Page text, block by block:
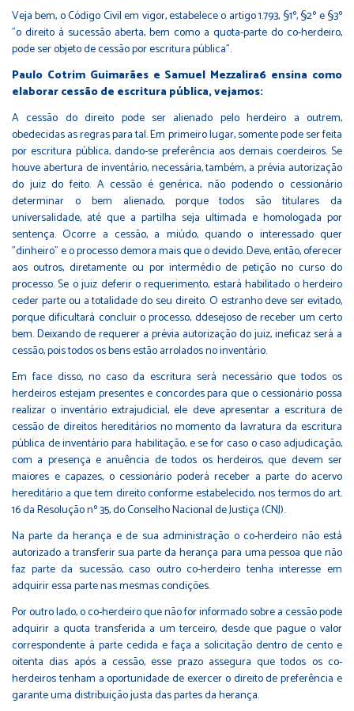
Veja bem, o Código Civil em vigor, estabelece o artigo 1.793, §1º, §2º e §3º
"o direito à sucessão aberta, bem como a quota-parte do co-herdeiro,
pode ser objeto de cessão por escritura pública".
Paulo Cotrim Guimarães e Samuel Mezzalira6 ensina como
elaborar cessão de escritura pública, vejamos:
A cessão do direito pode ser alienado pelo herdeiro a outrem,
obedecidas as regras para tal. Em primeiro lugar, somente pode ser feita
por escritura pública, dando-se preferência aos demais coerdeiros. Se
houve abertura de inventário, necessária, também, a prévia autorização
do juiz do feito. A cessão é genérica, não podendo o cessionário
determinar o bem alienado, porque todos são titulares da
universalidade, até que a partilha seja ultimada e homologada por
sentença. Ocorre a cessão, a miúdo, quando o interessado quer
"dinheiro" e o processo demora mais que o devido. Deve, então, oferecer
aos outros, diretamente ou por intermédio de petição no curso do
processo. Se o juiz deferir o requerimento, estará habilitado o herdeiro
ceder parte ou a totalidade do seu direito. O estranho deve ser evitado,
porque dificultará concluir o processo, ddesejoso de receber um certo
bem. Deixando de requerer a prévia autorização do juiz, ineficaz será a
cessão, pois todos os bens estão arrolados no inventário.
Em face disso, no caso da escritura será necessário que todos os
herdeiros estejam presentes e concordes para que o cessionário possa
realizar o inventário extrajudicial, ele deve apresentar a escritura de
cessão de direitos hereditários no momento da lavratura da escritura
pública de inventário para habilitação, e se for caso o caso adjudicação,
com a presença e anuência de todos os herdeiros, que devem ser
maiores e capazes, o cessionário poderá receber a parte do acervo
hereditário a que tem direito conforme estabelecido, nos termos do art.
16 da Resolução nº 35, do Conselho Nacional de Justiça (CNJ).
Na parte da herança e de sua administração o co-herdeiro não está
autorizado a transferir sua parte da herança para uma pessoa que não
faz parte da sucessão, caso outro co-herdeiro tenha interesse em
adquirir essa parte nas mesmas condições.
Por outro lado, o co-herdeiro que não for informado sobre a cessão pode
adquirir a quota transferida a um terceiro, desde que pague o valor
correspondente à parte cedida e faça a solicitação dentro de cento e
oitenta dias após a cessão, esse prazo assegura que todos os co-
herdeiros tenham a oportunidade de exercer o direito de preferência e
garante uma distribuição justa das partes da herança.